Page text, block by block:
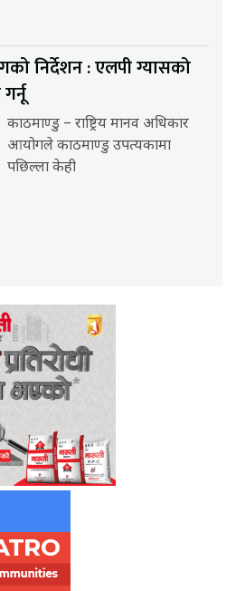
निर्देशन : एलपी ग्यासको
काठमाण्डु – राष्ट्रिय मानव अधिकार
आयोगले काठमाण्डु उपत्यकामा
पछिल्ला केही